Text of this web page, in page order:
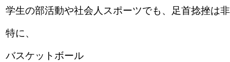
学生の部活動や社会人スポーツでも、足首捻挫は
特に、
バスケットボール